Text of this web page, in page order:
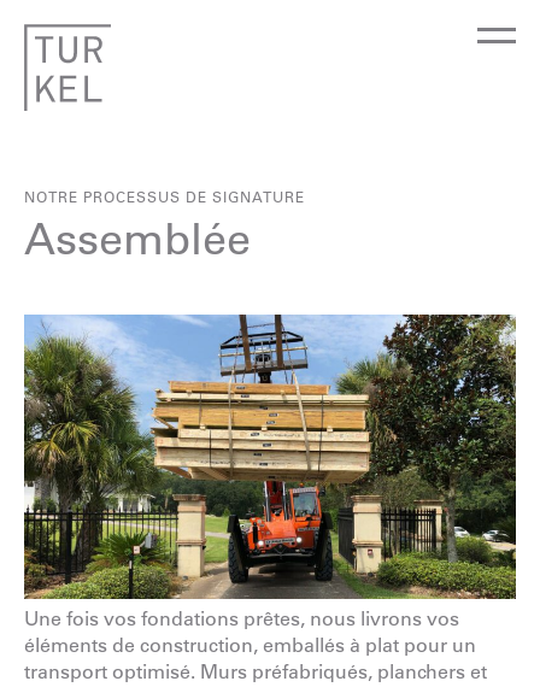
NOTRE PROCESSUS DE SIGNATURE
Assemblée
Une fois vos fondations prêtes, nous livrons vos
éléments de construction, emballés à plat pour un
transport optimisé. Murs préfabriqués, planchers et